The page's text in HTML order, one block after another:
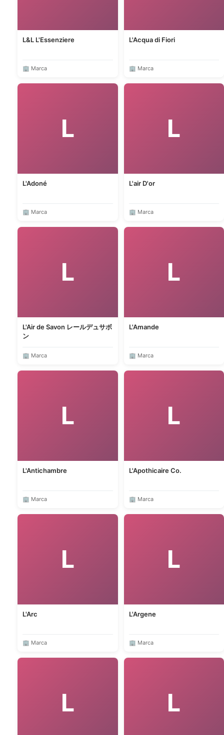
L&L L'Essenziere
🏢 Marca
L'Acqua di Fiori
🏢 Marca
L
L'Adoné
🏢 Marca
L
L'air D'or
🏢 Marca
L
L'Air de Savon レールデュサボ
ン
🏢 Marca
L
L'Amande
🏢 Marca
L
L'Antichambre
🏢 Marca
L
L'Apothicaire Co.
🏢 Marca
L
L'Arc
🏢 Marca
L
L'Argene
🏢 Marca
L L